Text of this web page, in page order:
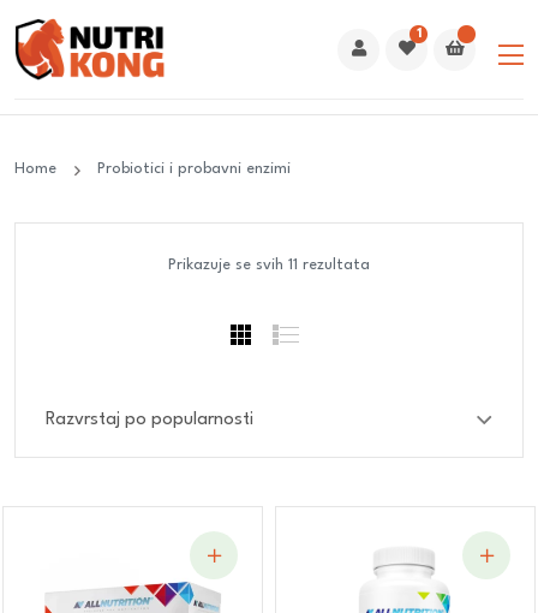
1
Home Probiotici i probavni enzimi
Prikazuje se svih 11 rezultata